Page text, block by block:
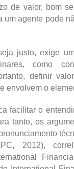
de valor, bom
agente pode
justo, exige
como
definir
envolvem o
facilitar o
tanto, os
2012),